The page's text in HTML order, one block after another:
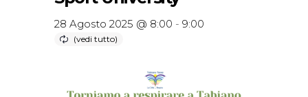
28 Agosto 2025 @ 8:00 - 9:00